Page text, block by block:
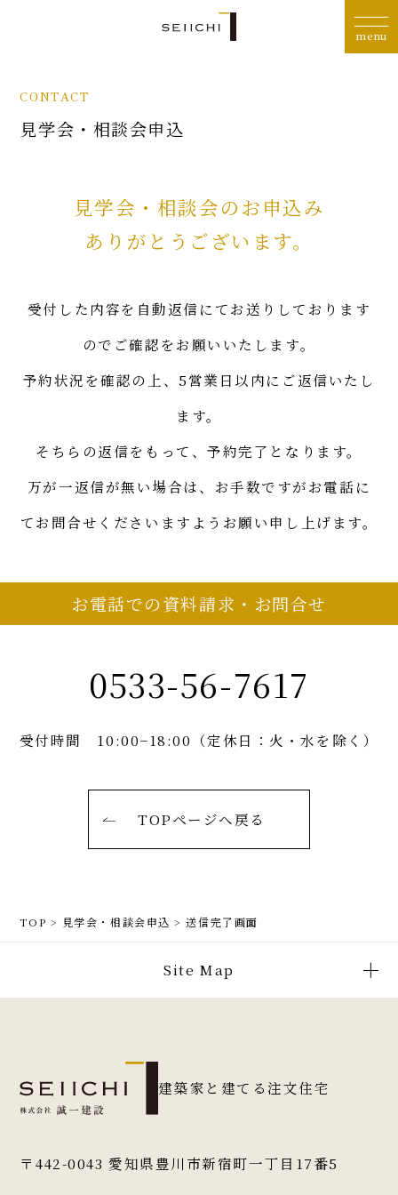
CONTACT
見学会・相談会申込
見学会・相談会のお申込み
ありがとうございます。
受付した内容を自動返信にてお送りしております
のでご確認をお願いいたします。
予約状況を確認の上、5営業日以内にご返信いたし
ます。
そちらの返信をもって、予約完了となります。
万が一返信が無い場合は、お手数ですがお電話に
てお問合せくださいますようお願い申し上げます。
お電話での資料請求・お問合せ
0533-56-7617
受付時間 10:00−18:00（定休日：火・水を除く）
TOPページへ戻る
TOP > 見学会・相談会申込 >送信完了画面
Site Map
建築家と建てる注文住宅
〒442-0043 愛知県豊川市新宿町一丁目17番5